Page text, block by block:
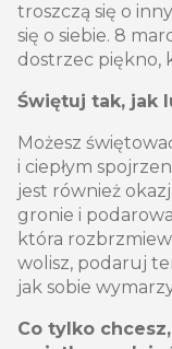
troszczą się o
się o siebie. 8
dostrzec piękno,
Świętuj tak, jak
Możesz
i ciepłym
jest również
gronie i
która
wolisz, podaruj
jak sobie
Co tylko